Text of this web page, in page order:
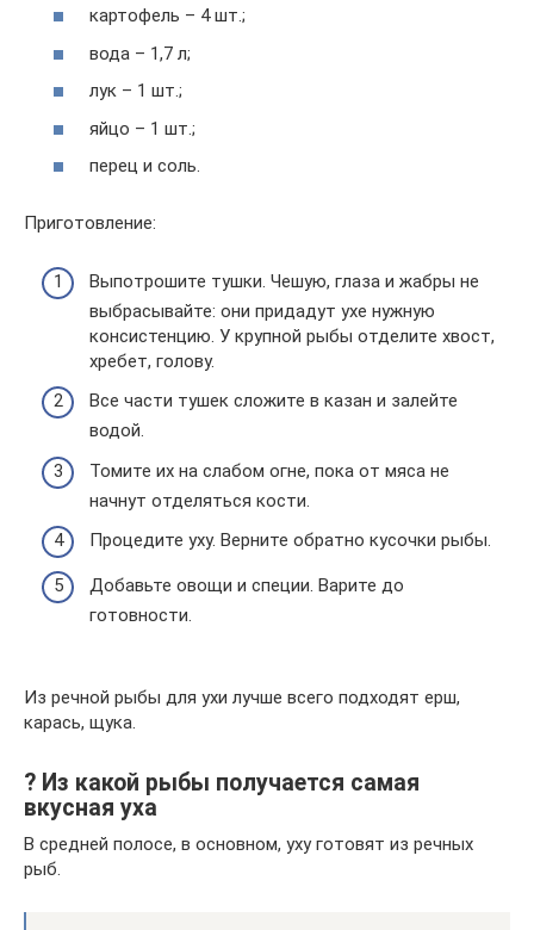
картофель – 4 шт.;
вода – 1,7 л;
лук – 1 шт.;
яйцо – 1 шт.;
перец и соль.
Приготовление:
Выпотрошите тушки. Чешую, глаза и жабры не
выбрасывайте: они придадут ухе нужную
консистенцию. У крупной рыбы отделите хвост,
хребет, голову.
Все части тушек сложите в казан и залейте
водой.
Томите их на слабом огне, пока от мяса не
начнут отделяться кости.
Процедите уху. Верните обратно кусочки рыбы.
Добавьте овощи и специи. Варите до
готовности.
Из речной рыбы для ухи лучше всего подходят ерш,
карась, щука.
? Из какой рыбы получается самая
вкусная уха
В средней полосе, в основном, уху готовят из речных
рыб.